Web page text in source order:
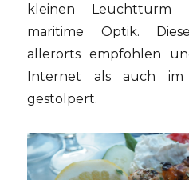
kleinen Leuchtturm
maritime Optik.
allerorts empfohlen
Internet als auch im
gestolpert.